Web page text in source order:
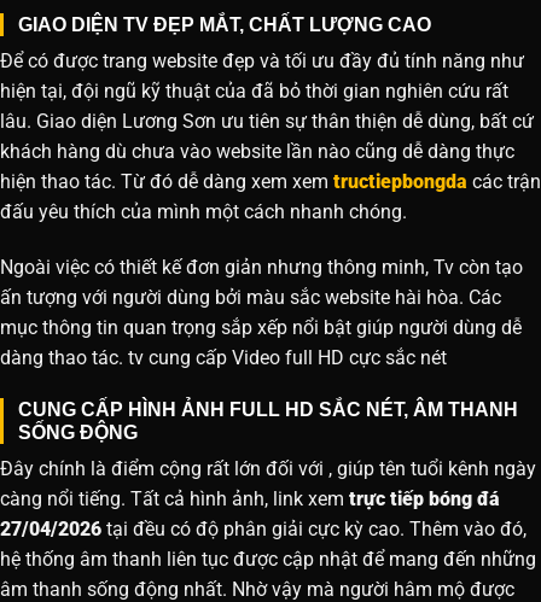
GIAO DIỆN TV ĐẸP MẮT, CHẤT LƯỢNG CAO
Để có được trang website đẹp và tối ưu đầy đủ tính năng như
hiện tại, đội ngũ kỹ thuật của đã bỏ thời gian nghiên cứu rất
lâu. Giao diện Lương Sơn ưu tiên sự thân thiện dễ dùng, bất cứ
khách hàng dù chưa vào website lần nào cũng dễ dàng thực
hiện thao tác. Từ đó dễ dàng xem xem tructiepbongda các trận
đấu yêu thích của mình một cách nhanh chóng.
Ngoài việc có thiết kế đơn giản nhưng thông minh, Tv còn tạo
ấn tượng với người dùng bởi màu sắc website hài hòa. Các
mục thông tin quan trọng sắp xếp nổi bật giúp người dùng dễ
dàng thao tác. tv cung cấp Video full HD cực sắc nét
CUNG CẤP HÌNH ẢNH FULL HD SẮC NÉT, ÂM THANH
SỐNG ĐỘNG
Đây chính là điểm cộng rất lớn đối với , giúp tên tuổi kênh ngày
càng nổi tiếng. Tất cả hình ảnh, link xem trực tiếp bóng đá
27/04/2026 tại đều có độ phân giải cực kỳ cao. Thêm vào đó,
hệ thống âm thanh liên tục được cập nhật để mang đến những
âm thanh sống động nhất. Nhờ vậy mà người hâm mộ được